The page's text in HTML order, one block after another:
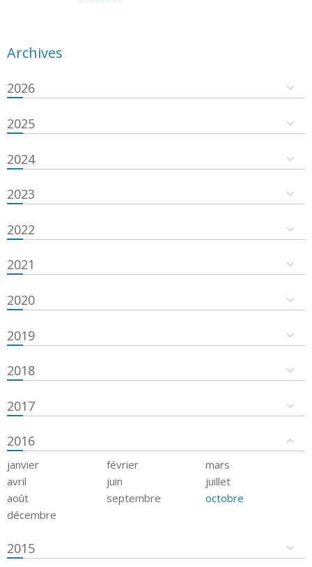
Archives
2026
2025
2024
2023
2022
2021
2020
2019
2018
2017
2016
janvier février
mars
avril
juin
juillet
août
septembre
octobre
décembre
2015